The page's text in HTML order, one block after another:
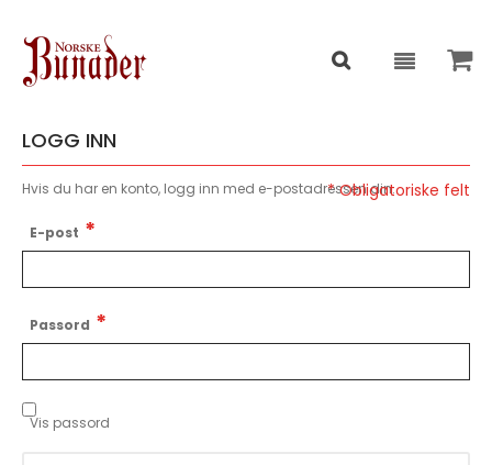
LOGG INN
Hvis du har en konto, logg inn med e-postadressen din.
E-post
Passord
Vis passord